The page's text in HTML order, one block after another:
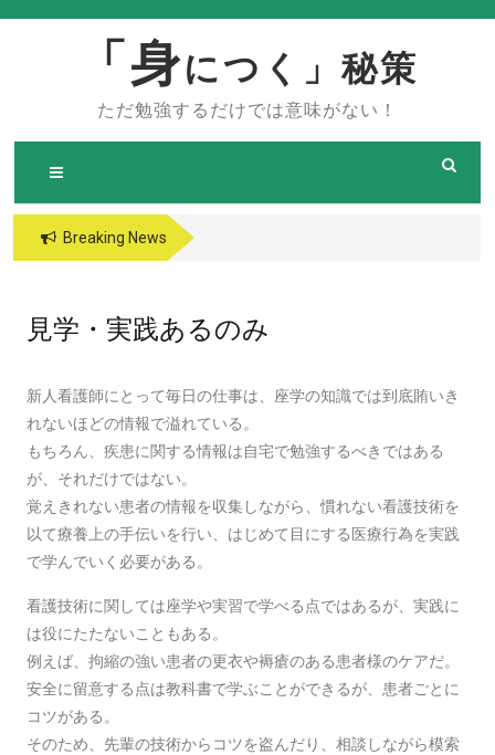
「身につく」秘策
ただ勉強するだけでは意味がない！
Breaking News
見学・実践あるのみ
新人看護師にとって毎日の仕事は、座学の知識では到底賄いき
れないほどの情報で溢れている。
もちろん、疾患に関する情報は自宅で勉強するべきではある
が、それだけではない。
覚えきれない患者の情報を収集しながら、慣れない看護技術を
以て療養上の手伝いを行い、はじめて目にする医療行為を実践
で学んでいく必要がある。
看護技術に関しては座学や実習で学べる点ではあるが、実践に
は役にたたないこともある。
例えば、拘縮の強い患者の更衣や褥瘡のある患者様のケアだ。
安全に留意する点は教科書で学ぶことができるが、患者ごとに
コツがある。
そのため、先輩の技術からコツを盗んだり、相談しながら模索